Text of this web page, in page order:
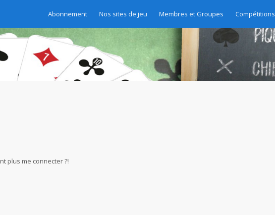
Abonnement Nos sites de jeu Membres et Groupes Compétitions
plus me connecter ?!